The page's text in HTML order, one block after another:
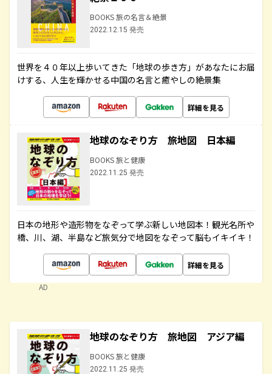
BOOKS 旅の名言＆絶景
2022.12.15 発売
世界を４０年以上歩いてきた「地球の歩き方」があなたにお届
けする、人生を輝かせる中国の名言と癒やしの絶景集
詳細を見る
地球のなぞり方 旅地図 日本編
BOOKS 旅と健康
2022.11.25 発売
日本の地形や造形物をなぞって学ぶ新しい地図本！観光名所や
橋、川、湖、半島など旅気分で地図をなぞって脳もイキイキ！
詳細を見る
AD
地球のなぞり方 旅地図 アジア編
BOOKS 旅と健康
2022.11.25 発売